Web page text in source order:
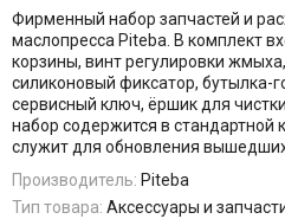
Фирменный набор запчастей и
маслопресса Piteba. В комплект
корзины, винт регулировки
силиконовый фиксатор, бутылка-
сервисный ключ, ёршик для
набор содержится в стандартной
служит для обновления вышедших
Производитель: Piteba
Тип товара: Аксессуары и